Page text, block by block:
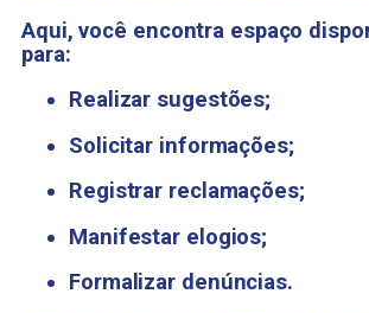
Aqui, você encontra espaço
para:
Realizar sugestões;
Solicitar informações;
Registrar reclamações;
Manifestar elogios;
Formalizar denúncias.